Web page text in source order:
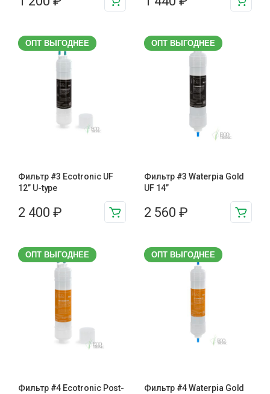
ОПТ ВЫГОДНЕЕ
Фильтр #3 Ecotronic UF
12” U-type
2 400 ₽
ОПТ ВЫГОДНЕЕ
Фильтр #3 Waterpia Gold
UF 14”
2 560 ₽
ОПТ ВЫГОДНЕЕ
Фильтр #4 Ecotronic Post-
ОПТ ВЫГОДНЕЕ
Фильтр #4 Waterpia Gold